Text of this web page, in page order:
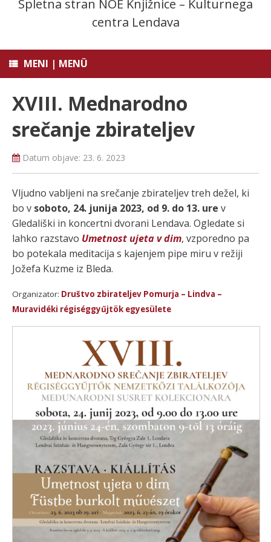
Spletna stran NOE Knjižnice – Kulturnega
centra Lendava
MENI | MENÜ
XVIII. Mednarodno
srečanje zbirateljev
Datum objave: 23. 6. 2023
Vljudno vabljeni na srečanje zbirateljev treh dežel, ki
bo v soboto, 24. junija 2023, od 9. do 13. ure v
Gledališki in koncertni dvorani Lendava. Ogledate si
lahko razstavo Umetnost ujeta v dim, vzporedno pa
bo potekala meditacija s kajenjem pipe miru v režiji
Jožefa Kuzme iz Bleda.
Organizator: Društvo zbirateljev Pomurja – Lindva –
Muravidéki régiséggyűjtök egyesülete